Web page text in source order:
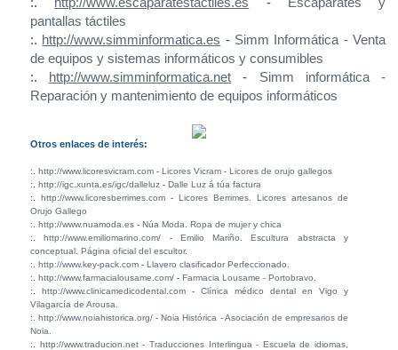
pantallas táctiles
:. http://www.simminformatica.es - Simm Informática - Venta
de equipos y sistemas informáticos y consumibles
:.
http://www.simminformatica.net - Simm informática -
Reparación y mantenimiento de equipos informáticos
Otros enlaces de interés:
:. http://www.licoresvicram.com - Licores Vicram - Licores de orujo gallegos
:. http://igc.xunta.es/igc/dalleluz - Dalle Luz á túa factura
:. http://www.licoresberrimes.com - Licores Berrimes. Licores artesanos de
Orujo Gallego
:. http://www.nuamoda.es - Núa Moda. Ropa de mujer y chica
:.http://www.emiliomarino.com/ - Emilio Mariño. Escultura abstracta y
conceptual. Página oficial del escultor.
:. http://www.key-pack.com - Llavero clasificador Perfeccionado.
:. http://www.farmacialousame.com/ - Farmacia Lousame - Portobravo.
:. http://www.clinicamedicodental.com - Clínica médico dental en Vigo y
Vilagarcía de Arousa.
:.http://www.noiahistorica.org/ -Noia Histórica - Asociación de empresarios de
Noia.
:. http://www.traducion.net- Traducciones Interlingua - Escuela de idiomas,